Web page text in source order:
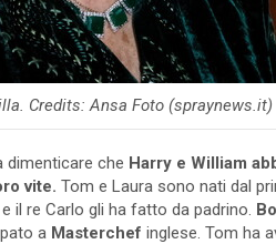
Credits: Ansa Foto (spraynews.it)
dimenticare che Harry e William
vite. Tom e Laura sono nati dal
il re Carlo gli ha fatto da padrino.
a Masterchef inglese. Tom ha